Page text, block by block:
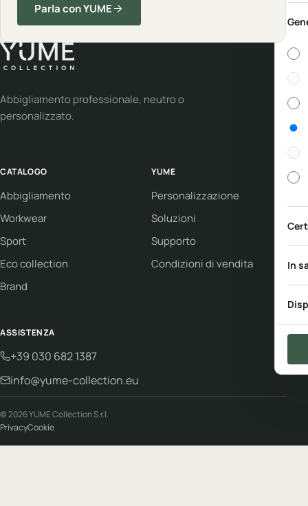
In
Parla con YUME
Abbigliamento professionale, neutro o
personalizzato.
CATALOGO
Abbigliamento
Workwear
Sport
Eco collection
Brand
YUME
Personalizzazione
Soluzioni
Supporto
Condizioni di vendita
ASSISTENZA
+39 030 682 1387
info@yume-collection.eu
© 2026 YUME Collection S.r.l.
PrivacyCookie